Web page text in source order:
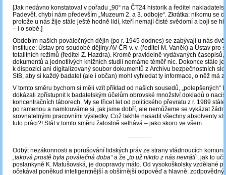
[Jak nedávno konstatoval v pořadu „90“ na ČT24 historik a ředitel
Padevět, chybí nám především „Muzeum 2. a 3. odboje“. Zkrátka: nikomu se
protože u nás žije stále ještě hodně lidí, kteří nemají čisté svědomí a bojí se
– i o sobě.]
Obdobím našich poválečných dějin (po r. 1945 dodnes) se zabývají u nás
instituce: Ústav pro soudobé dějiny AV ČR v. v. (ředitel M. Vaněk) a Ústav pro
totalitních režimů (ředitel Z. Hazdra). Kromě pravidelně vydávaných
dokumentů a jednotlivých knižních studií nemáme téměř nic. Dokonce stále
k dispozici ani digitalizovaný soubor dokumentů z Archivu bezpečnostních
StB, aby si každý badatel (ale i občan) mohl vyhledat ty informace, o něž má
V tomto směru bychom si měli vzít příklad od našich sousedů, „polepšených“
dokázali zpřístupnit k badatelským účelům obrovské množství dokladů o
koncentračních táborech. My se třicet let od politického převratu z r. 1989
po ramenou a namlouváme si, jak jsme dobří, ale nemůžeme se vykázat
srovnatelnými pracovními výsledky. Což takhle nasadit všechny absolventy
tuto práci?! Stát v tomto směru žalostně selhává – jako skoro ve všem.
─────
Odbýt nezákonnosti a porušování lidských práv ze strany vládnoucích
„taková prostě byla poválečná doba“a že „to už nikdo z nás nevrátí“, jak to
poslankyně K. Matušovská, je doopravdy málo. Od vysokoškolsky vzdělané
očekával poněkud inteligentnější a obšírnější odpověď a hlavně: zodpovědný